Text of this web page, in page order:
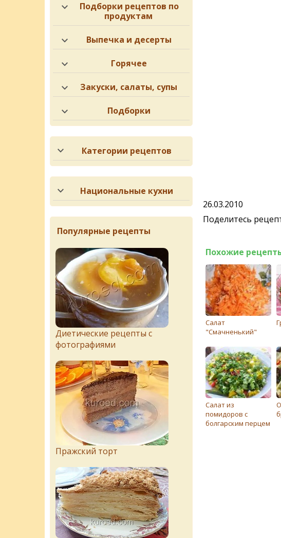
26.03.2010
Поделитесь
Похожие
Салат
"Смачненький"
Салат из
помидоров с
болгарским пeрцeм
Подборки рецептов по
продуктам
Выпечка и десерты
Горячее
Закуски, салаты, супы
Подборки
Категории рецептов
Национальные кухни
Популярные рецепты
Диетические рецепты с
фотографиями
Пражский торт